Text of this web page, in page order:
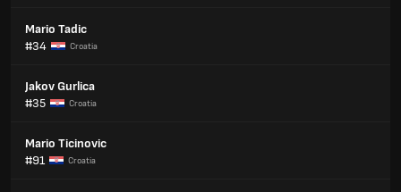
Mario Tadic
#34
Croatia
Jakov Gurlica
#35
Croatia
Mario Ticinovic
#91
Croatia